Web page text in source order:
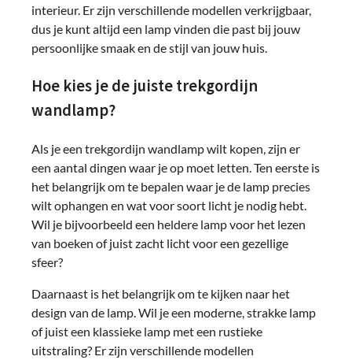
interieur. Er zijn verschillende modellen verkrijgbaar,
dus je kunt altijd een lamp vinden die past bij jouw
persoonlijke smaak en de stijl van jouw huis.
Hoe kies je de juiste trekgordijn
wandlamp?
Als je een trekgordijn wandlamp wilt kopen, zijn er
een aantal dingen waar je op moet letten. Ten eerste is
het belangrijk om te bepalen waar je de lamp precies
wilt ophangen en wat voor soort licht je nodig hebt.
Wil je bijvoorbeeld een heldere lamp voor het lezen
van boeken of juist zacht licht voor een gezellige
sfeer?
Daarnaast is het belangrijk om te kijken naar het
design van de lamp. Wil je een moderne, strakke lamp
of juist een klassieke lamp met een rustieke
uitstraling? Er zijn verschillende modellen